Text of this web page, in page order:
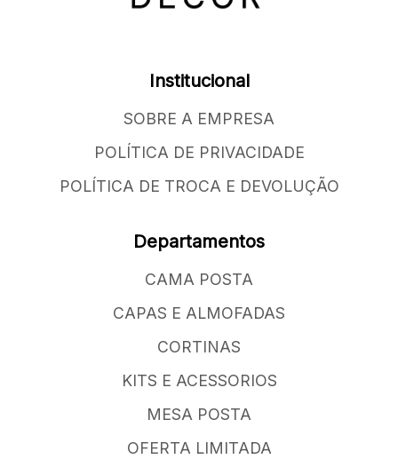
Institucional
SOBRE A EMPRESA
POLÍTICA DE PRIVACIDADE
POLÍTICA DE TROCA E DEVOLUÇÃO
Departamentos
CAMA POSTA
CAPAS E ALMOFADAS
CORTINAS
KITS E ACESSORIOS
MESA POSTA
OFERTA LIMITADA